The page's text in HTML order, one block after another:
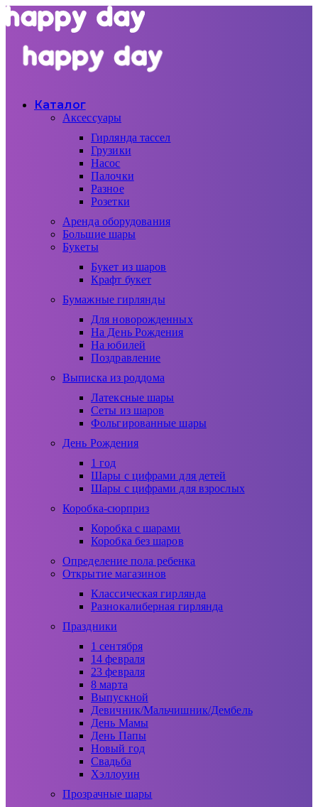
Каталог
Аксессуары
Гирлянда тассел
Грузики
Насос
Палочки
Разное
Розетки
Аренда оборудования
Большие шары
Букеты
Букет из шаров
Крафт букет
Бумажные гирлянды
Для новорожденных
На День Рождения
На юбилей
Поздравление
Выписка из роддома
Латексные шары
Сеты из шаров
Фольгированные шары
День Рождения
1 год
Шары с цифрами для детей
Шары с цифрами для взрослых
Коробка-сюрприз
Коробка с шарами
Коробка без шаров
Определение пола ребенка
Открытие магазинов
Классическая гирлянда
Разнокалиберная гирлянда
Праздники
1 сентября
14 февраля
23 февраля
8 марта
Выпускной
Девичник/Мальчишник/Дембель
День Мамы
День Папы
Новый год
Свадьба
Хэллоуин
Прозрачные шары